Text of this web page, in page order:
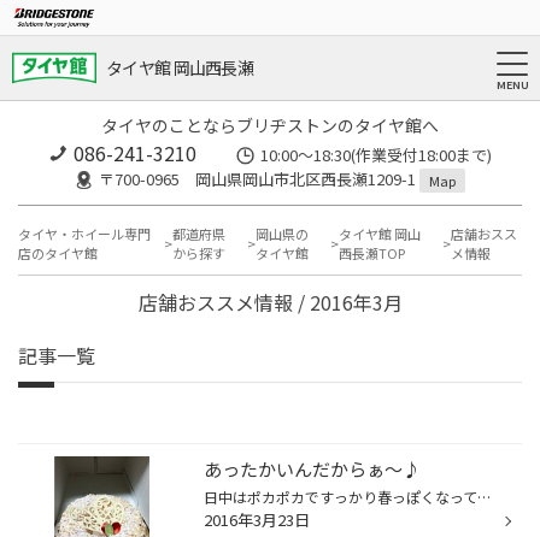
タイヤ館 岡山西長瀬
タイヤのことならブリヂストンのタイヤ館へ
086-241-3210
10:00〜18:30(作業受付18:00まで)
〒700-0965 岡山県岡山市北区西長瀬1209-1
Map
タイヤ・ホイール専門
店のタイヤ館
都道府県
から探す
岡山県の
タイヤ館
タイヤ館 岡山
西長瀬TOP
店舗おスス
メ情報
店舗おススメ情報 / 2016年3月
記事一覧
あったかいんだからぁ～♪
日中はポカポカですっかり春っぽくなってきましたね！ タイトルは少し前に流行った言葉ですね(笑) さて、春といえば花粉(T_T) 私は花粉症になったことがないのですが、何か最近鼻がつまり 目もしょぼしょぼするんです。 これは花粉症なのでしょうか？？ と、なかなかどうでもいい私の疑問です(笑) ...
2016年3月23日